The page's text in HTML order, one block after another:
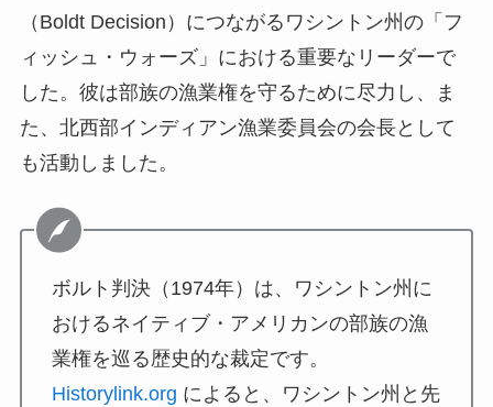
（Boldt Decision）につながるワシントン州の「フ
ィッシュ・ウォーズ」における重要なリーダーで
した。彼は部族の漁業権を守るために尽力し、ま
た、北西部インディアン漁業委員会の会長として
も活動しました。
ボルト判決（1974年）は、ワシントン州に
おけるネイティブ・アメリカンの部族の漁
業権を巡る歴史的な裁定です。
Historylink.org によると、ワシントン州と先